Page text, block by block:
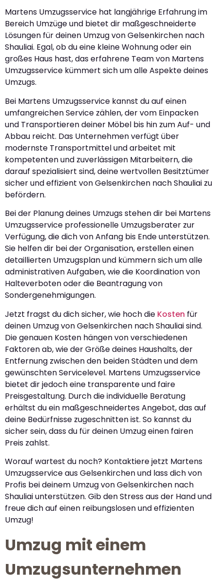
Martens Umzugsservice hat langjährige Erfahrung im
Bereich Umzüge und bietet dir maßgeschneiderte
Lösungen für deinen Umzug von Gelsenkirchen nach
Shauliai. Egal, ob du eine kleine Wohnung oder ein
großes Haus hast, das erfahrene Team von Martens
Umzugsservice kümmert sich um alle Aspekte deines
Umzugs.
Bei Martens Umzugsservice kannst du auf einen
umfangreichen Service zählen, der vom Einpacken
und Transportieren deiner Möbel bis hin zum Auf- und
Abbau reicht. Das Unternehmen verfügt über
modernste Transportmittel und arbeitet mit
kompetenten und zuverlässigen Mitarbeitern, die
darauf spezialisiert sind, deine wertvollen Besitztümer
sicher und effizient von Gelsenkirchen nach Shauliai zu
befördern.
Bei der Planung deines Umzugs stehen dir bei Martens
Umzugsservice professionelle Umzugsberater zur
Verfügung, die dich von Anfang bis Ende unterstützen.
Sie helfen dir bei der Organisation, erstellen einen
detaillierten Umzugsplan und kümmern sich um alle
administrativen Aufgaben, wie die Koordination von
Halteverboten oder die Beantragung von
Sondergenehmigungen.
Jetzt fragst du dich sicher, wie hoch die Kosten für
deinen Umzug von Gelsenkirchen nach Shauliai sind.
Die genauen Kosten hängen von verschiedenen
Faktoren ab, wie der Größe deines Haushalts, der
Entfernung zwischen den beiden Städten und dem
gewünschten Servicelevel. Martens Umzugsservice
bietet dir jedoch eine transparente und faire
Preisgestaltung. Durch die individuelle Beratung
erhältst du ein maßgeschneidertes Angebot, das auf
deine Bedürfnisse zugeschnitten ist. So kannst du
sicher sein, dass du für deinen Umzug einen fairen
Preis zahlst.
Worauf wartest du noch? Kontaktiere jetzt Martens
Umzugsservice aus Gelsenkirchen und lass dich von
Profis bei deinem Umzug von Gelsenkirchen nach
Shauliai unterstützen. Gib den Stress aus der Hand und
freue dich auf einen reibungslosen und effizienten
Umzug!
Umzug mit einem
Umzugsunternehmen